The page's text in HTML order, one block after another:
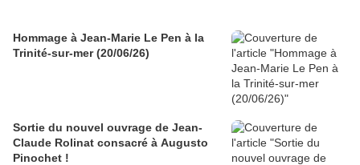
Hommage à Jean-Marie Le Pen à la
Trinité-sur-mer (20/06/26)
Sortie du nouvel ouvrage de Jean-
Claude Rolinat consacré à Augusto
Pinochet !